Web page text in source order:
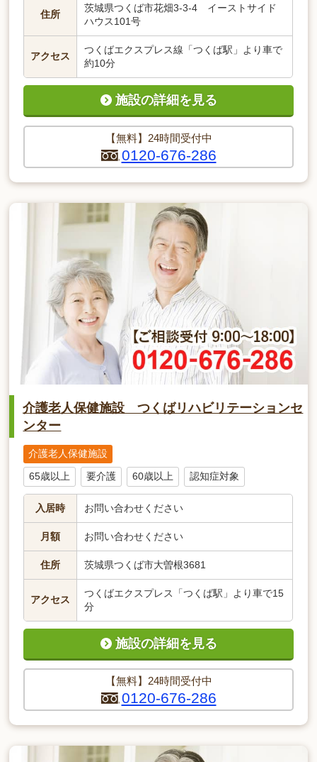
住所
茨城県つくば市花畑3-3-4 イーストサイド
ハウス101号
アクセス
つくばエクスプレス線「つくば駅」より車で
約10分
【無料】24時間受付中
0120-676-286
施設の詳細を見る
介護老人保健施設 つくばリハビリテーションセ
ンター
介護老人保健施設
65歳以上 要介護 60歳以上 認知症対象
入居時 お問い合わせください
月額 お問い合わせください
住所 茨城県つくば市大曽根3681
アクセス
つくばエクスプレス「つくば駅」より車で15
分
【無料】24時間受付中
0120-676-286
施設の詳細を見る